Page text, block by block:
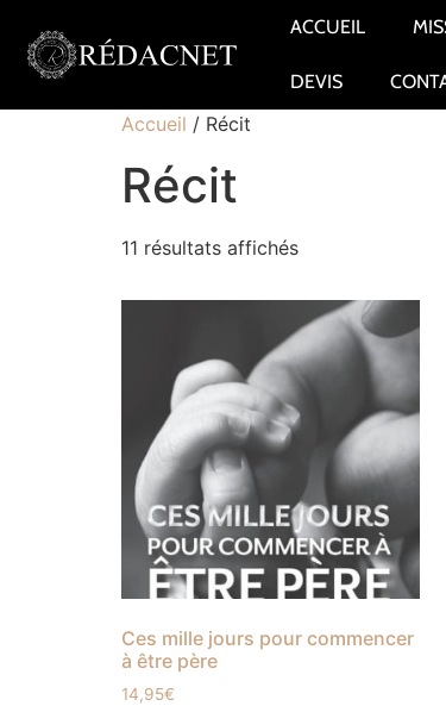
ACCUEIL
DEVIS
Accueil / Récit
Récit
11 résultats affichés
Ces mille jours pour commencer
à être père
14,95€